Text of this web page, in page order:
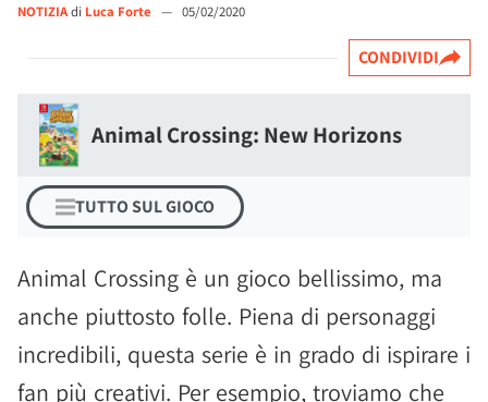
NOTIZIAdi Luca Forte — 05/02/2020
CONDIVIDI
Animal Crossing: New Horizons
TUTTO SUL GIOCO
Animal Crossing è un gioco bellissimo, ma
anche piuttosto folle. Piena di personaggi
incredibili, questa serie è in grado di ispirare i
fan più creativi. Per esempio, troviamo che